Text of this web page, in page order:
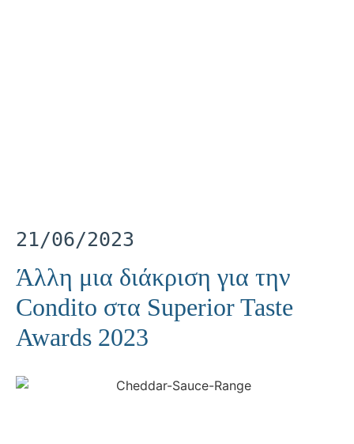
21/06/2023
Άλλη μια διάκριση για την
Condito στα Superior Taste
Awards 2023